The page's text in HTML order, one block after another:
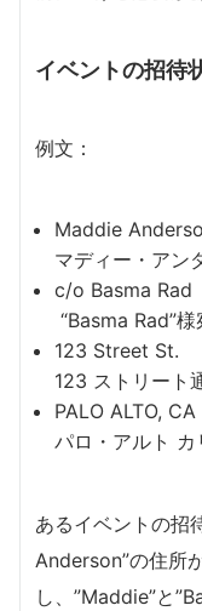
イベントの招待
例文：
Maddie
マディー・アン
c/o Basma Rad
“Basma Rad”様
123 Street St.
123 ストリート
PALO ALTO,
パロ・アルト
あるイベントの招
Anderson”の住所
し、”Maddie”と